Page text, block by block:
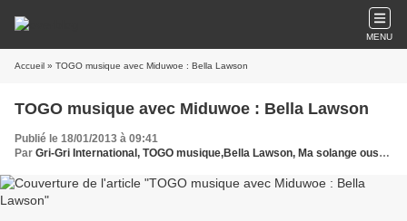
MENU
Accueil » TOGO musique avec Miduwoe : Bella Lawson
TOGO musique avec Miduwoe : Bella Lawson
Publié le 18/01/2013 à 09:41
Par Gri-Gri International, TOGO musique,Bella Lawson, Ma solange oussou, New York, Blues, France, Love Paris, Music, Afrique, Sony, Hollywood, Europe